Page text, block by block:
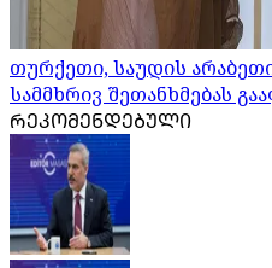
თურქეთი, საუდის
სამმხრივ შეთანხმებას
ᲠᲔᲙᲝᲛᲔᲜᲓᲔᲑᲣᲚᲘ